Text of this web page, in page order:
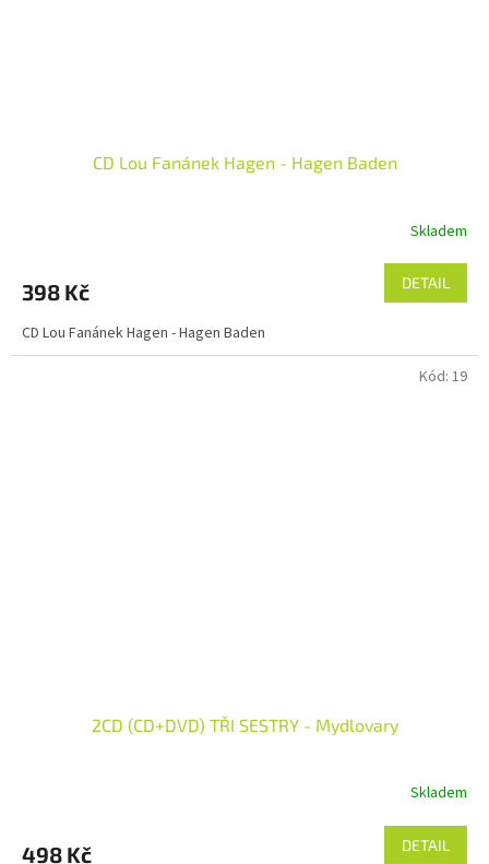
CD Lou Fanánek Hagen - Hagen Baden
Skladem
398 Kč DETAIL
CD Lou Fanánek Hagen - Hagen Baden
2CD (CD+DVD) TŘI SESTRY - Mydlovary
Skladem
498 Kč DETAIL
Kód: 19